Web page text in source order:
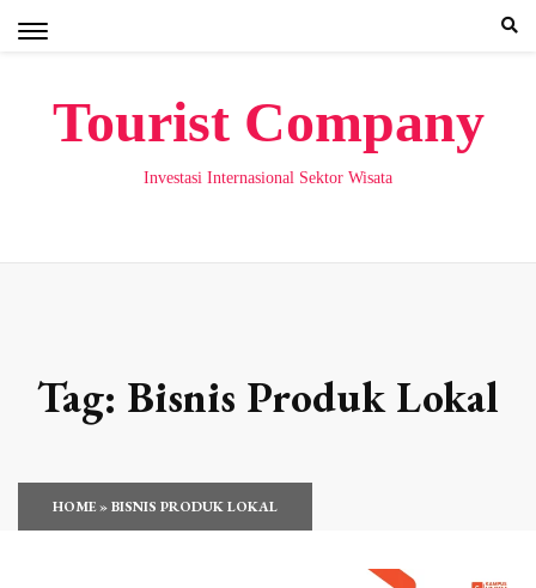
Tourist Company
Investasi Internasional Sektor Wisata
Tag: Bisnis Produk Lokal
HOME»BISNIS PRODUK LOKAL